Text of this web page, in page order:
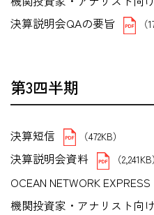
決算説明会QAの要旨
（
第3四半期
決算短信 （472KB）
決算説明会資料 （2,241KB）
OCEAN NETWORK
機関投資家・アナリスト向